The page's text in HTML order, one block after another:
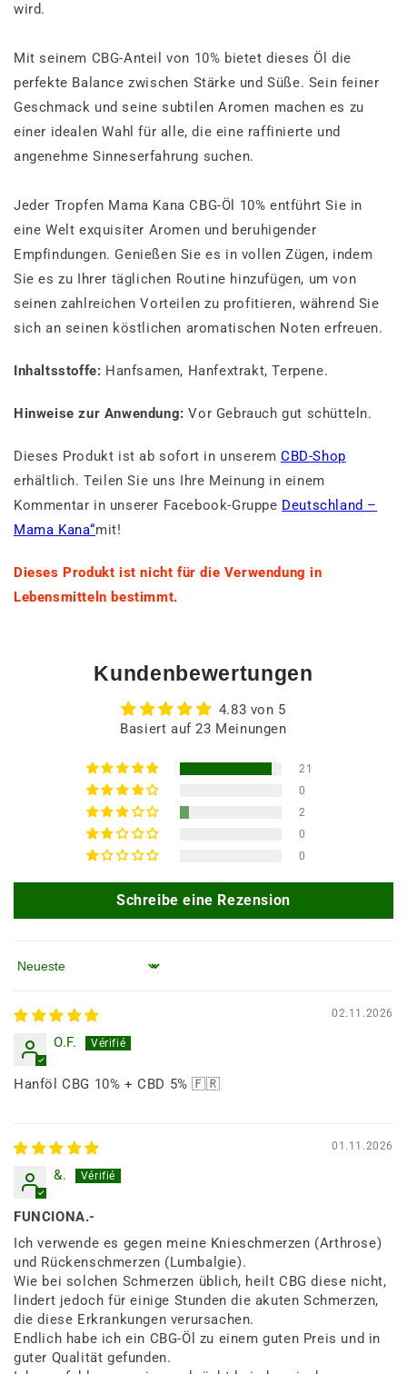
wird.
Mit seinem CBG-Anteil von 10% bietet dieses Öl die
perfekte Balance zwischen Stärke und Süße. Sein feiner
Geschmack und seine subtilen Aromen machen es zu
einer idealen Wahl für alle, die eine raffinierte und
angenehme Sinneserfahrung suchen.
Jeder Tropfen Mama Kana CBG-Öl 10% entführt Sie in
eine Welt exquisiter Aromen und beruhigender
Empfindungen. Genießen Sie es in vollen Zügen, indem
Sie es zu Ihrer täglichen Routine hinzufügen, um von
seinen zahlreichen Vorteilen zu profitieren, während Sie
sich an seinen köstlichen aromatischen Noten erfreuen.
Inhaltsstoffe: Hanfsamen, Hanfextrakt, Terpene.
Hinweise zur Anwendung: Vor Gebrauch gut schütteln.
Dieses Produkt ist ab sofort in unseremCBD-Shop
erhältlich. Teilen Sie uns Ihre Meinung in einem
Kommentar in unserer Facebook-Gruppe Deutschland –
Mama Kana“mit!
Dieses Produkt ist nicht für die Verwendung in
Lebensmitteln bestimmt.
Kundenbewertungen
4.83 von 5
Basiert auf 23 Meinungen
21
0
2
0
0
Schreibe eine Rezension
Sortieren nach
02.11.2026
O.F.
Hanföl CBG 10% + CBD 5% 🇫🇷
01.11.2026
&.
FUNCIONA.-
Ich verwende es gegen meine Knieschmerzen (Arthrose)
und Rückenschmerzen (Lumbalgie).
Wie bei solchen Schmerzen üblich, heilt CBG diese nicht,
lindert jedoch für einige Stunden die akuten Schmerzen,
die diese Erkrankungen verursachen.
Endlich habe ich ein CBG-Öl zu einem guten Preis und in
guter Qualität gefunden.